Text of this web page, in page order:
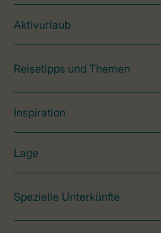
Aktivurlaub
Reisetipps und Themen
Inspiration
Lage
Spezielle Unterkünfte